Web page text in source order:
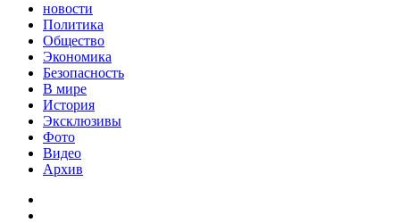
новости
Политика
Общество
Экономика
Безопасность
В мире
История
Эксклюзивы
Фото
Видео
Архив